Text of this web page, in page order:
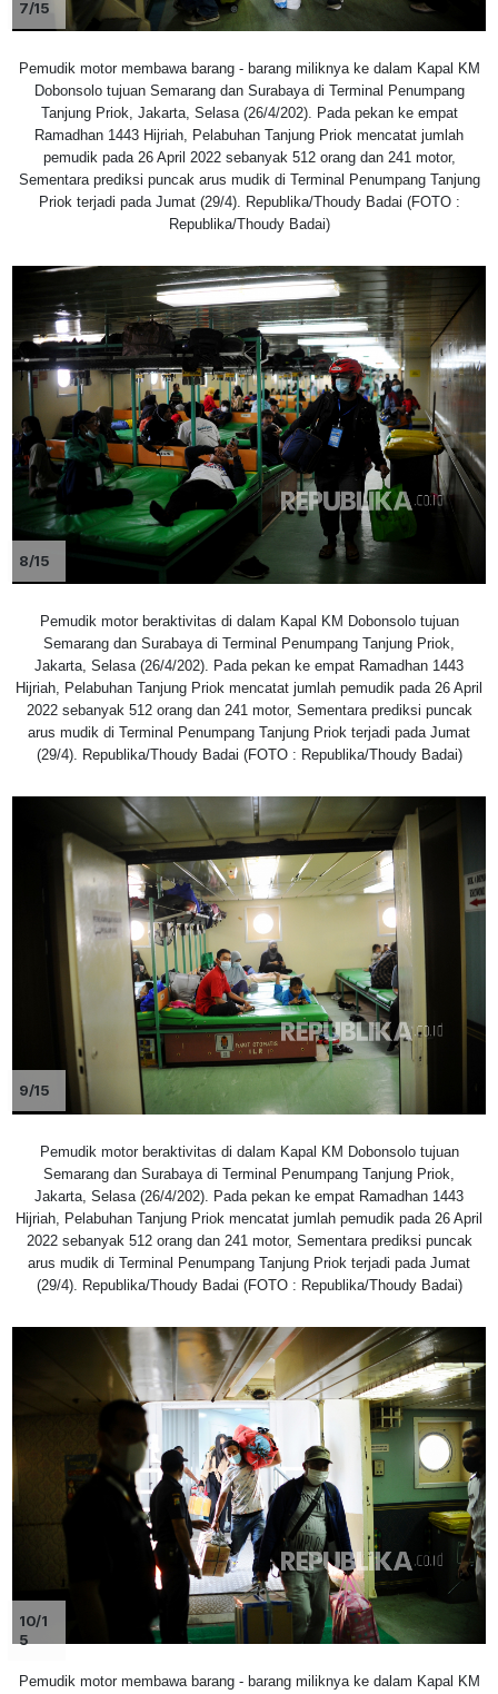
7/15
Pemudik motor membawa barang - barang miliknya ke dalam Kapal KM
Dobonsolo tujuan Semarang dan Surabaya di Terminal Penumpang
Tanjung Priok, Jakarta, Selasa (26/4/202). Pada pekan ke empat
Ramadhan 1443 Hijriah, Pelabuhan Tanjung Priok mencatat jumlah
pemudik pada 26 April 2022 sebanyak 512 orang dan 241 motor,
Sementara prediksi puncak arus mudik di Terminal Penumpang Tanjung
Priok terjadi pada Jumat (29/4). Republika/Thoudy Badai (FOTO :
Republika/Thoudy Badai)
8/15
Pemudik motor beraktivitas di dalam Kapal KM Dobonsolo tujuan
Semarang dan Surabaya di Terminal Penumpang Tanjung Priok,
Jakarta, Selasa (26/4/202). Pada pekan ke empat Ramadhan 1443
Hijriah, Pelabuhan Tanjung Priok mencatat jumlah pemudik pada 26 April
2022 sebanyak 512 orang dan 241 motor, Sementara prediksi puncak
arus mudik di Terminal Penumpang Tanjung Priok terjadi pada Jumat
(29/4). Republika/Thoudy Badai (FOTO : Republika/Thoudy Badai)
9/15
Pemudik motor beraktivitas di dalam Kapal KM Dobonsolo tujuan
Semarang dan Surabaya di Terminal Penumpang Tanjung Priok,
Jakarta, Selasa (26/4/202). Pada pekan ke empat Ramadhan 1443
Hijriah, Pelabuhan Tanjung Priok mencatat jumlah pemudik pada 26 April
2022 sebanyak 512 orang dan 241 motor, Sementara prediksi puncak
arus mudik di Terminal Penumpang Tanjung Priok terjadi pada Jumat
(29/4). Republika/Thoudy Badai (FOTO : Republika/Thoudy Badai)
10/1
5
Pemudik motor membawa barang - barang miliknya ke dalam Kapal KM